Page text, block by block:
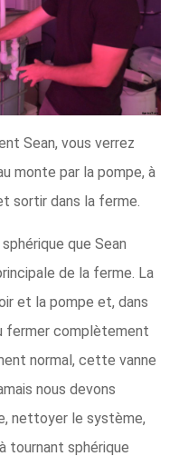
Sean, vous verrez
monte par la pompe, à
sortir dans la ferme.
que Sean
de la ferme. La
et la pompe et, dans
fermer complètement
normal, cette vanne
nous devons
nettoyer le système,
tournant sphérique